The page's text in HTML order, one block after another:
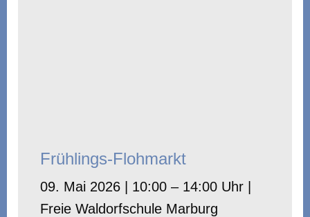
Frühlings-Flohmarkt
09. Mai 2026 | 10:00 – 14:00 Uhr |
Freie Waldorfschule Marburg